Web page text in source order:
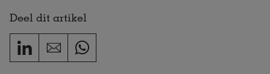
Deel dit artikel